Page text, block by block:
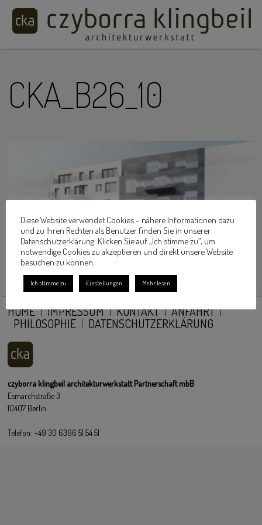
CKA_B26_10
HOME IMPRESSUM KONTAKT
ANFAHRT
PHILOSOPHIE
DATENSCHUTZERKLÄRUNG
czyborra klingbeil architekturwerkstatt Partnerschaft mbB
Esmarchstraße 3
10407 Berlin
Telefon: +49 30 6396 51 54 51
Diese Website verwendet Cookies – nähere Informationen dazu
und zu Ihren Rechten als Benutzer finden Sie in unserer
Datenschutzerklärung. Klicken Sie auf „Ich stimme zu“, um
notwendige Cookies zu akzeptieren und direkt unsere Website
besuchen zu können.
Ich stimme zu Einstellungen Mehr lesen